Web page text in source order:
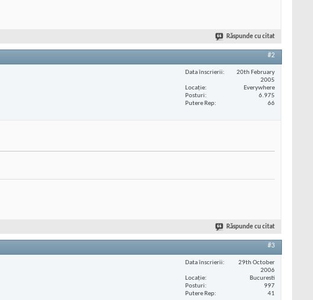
Răspunde cu citat
#2
Data înscrierii
20th February
2005
Locaţie
Everywhere
Posturi
6.975
Putere Rep
66
Răspunde cu citat
#3
Data înscrierii
29th October
2006
Locaţie
Bucuresti
Posturi
997
Putere Rep
41